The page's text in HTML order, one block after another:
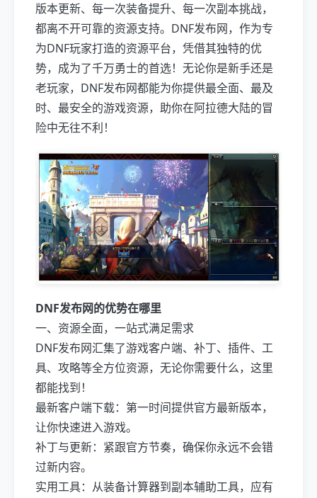
版本更新、每一次装备提升、每一次副本挑战，
都离不开可靠的资源支持。DNF发布网，作为专
为DNF玩家打造的资源平台，凭借其独特的优
势，成为了千万勇士的首选！无论你是新手还是
老玩家，DNF发布网都能为你提供最全面、最及
时、最安全的游戏资源，助你在阿拉德大陆的冒
险中无往不利！
DNF发布网的优势在哪里
一、资源全面，一站式满足需求
DNF发布网汇集了游戏客户端、补丁、插件、工
具、攻略等全方位资源，无论你需要什么，这里
都能找到！
最新客户端下载：第一时间提供官方最新版本，
让你快速进入游戏。
补丁与更新：紧跟官方节奏，确保你永远不会错
过新内容。
实用工具：从装备计算器到副本辅助工具，应有